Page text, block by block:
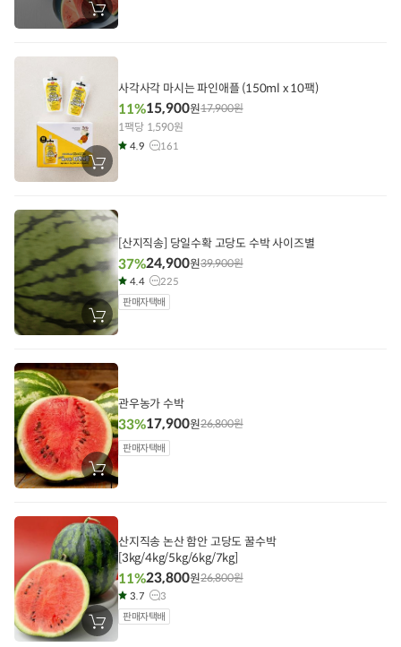
장
바
에
장
바
에
담
기
사각사각 마시는 파인애플 (150ml x 10팩)
11%15,900원17,900원
1팩당 1,590원
4.9 161
장
바
에
담
기
[산지직송] 당일수확 고당도 수박 사이즈별
37%24,900원39,900원
4.4
225
판매자택배
장
바
에
담
기
관우농가 수박
33%17,900원26,800원
판매자택배
장
바
산지직송 논산 함안 고당도 꿀수박
[3kg/4kg/5kg/6kg/7kg]
11%23,800원26,800원
3.7
3
판매자택배